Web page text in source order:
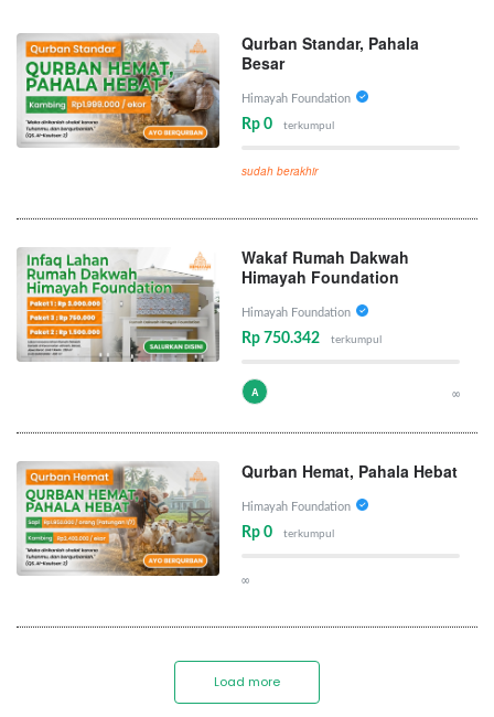
Qurban Standar, Pahala
Besar
Himayah Foundation
Rp 0 terkumpul
sudah berakhir
Wakaf Rumah Dakwah
Himayah Foundation
Himayah Foundation
Rp 750.342 terkumpul
A ∞
Qurban Hemat, Pahala Hebat
Himayah Foundation
Rp 0 terkumpul
∞
Load more